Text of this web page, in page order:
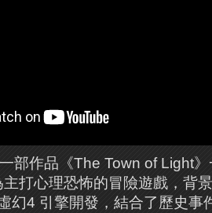
部作品《The Town of Light
打心理恐怖的冒險遊戲，背
幻4 引擎開發，結合了歷史事